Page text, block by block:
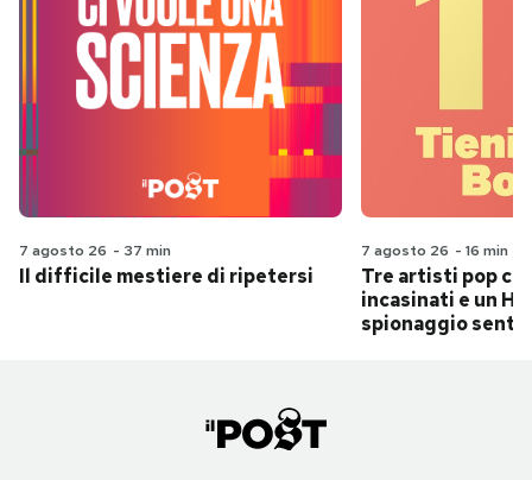
7 agosto 26 - 37 min
Il difficile mestiere di ripetersi
7 agosto 26 - 16 min
Tre artisti pop
incasinati e un
spionaggio